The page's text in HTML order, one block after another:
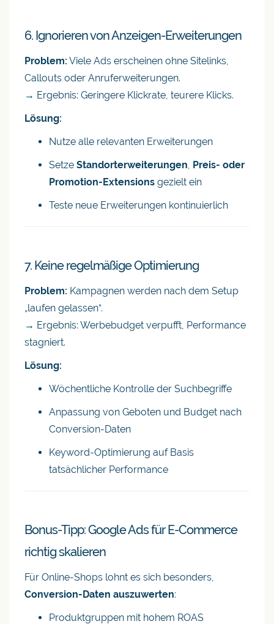
6. Ignorieren von Anzeigen-Erweiterungen
Problem: Viele Ads erscheinen ohne Sitelinks,
Callouts oder Anruferweiterungen.
→ Ergebnis: Geringere Klickrate, teurere Klicks.
Lösung:
Nutze alle relevanten Erweiterungen
Setze Standorterweiterungen, Preis- oder
Promotion-Extensions gezielt ein
Teste neue Erweiterungen kontinuierlich
7. Keine regelmäßige Optimierung
Problem: Kampagnen werden nach dem Setup
„laufen gelassen“.
→ Ergebnis: Werbebudget verpufft, Performance
stagniert.
Lösung:
Wöchentliche Kontrolle der Suchbegriffe
Anpassung von Geboten und Budget nach
Conversion-Daten
Keyword-Optimierung auf Basis
tatsächlicher Performance
Bonus-Tipp: Google Ads für E-Commerce
richtig skalieren
Für Online-Shops lohnt es sich besonders,
Conversion-Daten auszuwerten:
Produktgruppen mit hohem ROAS